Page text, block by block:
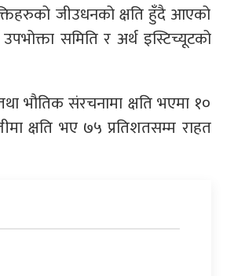
जीउधनको क्षति हुँदै आएको
समिति र अर्थ इस्टिच्यूटको
भौतिक संरचनामा क्षति भएमा १०
क्षति भए ७५ प्रतिशतसम्म राहत